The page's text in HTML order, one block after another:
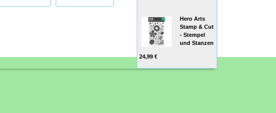
Hero Arts
Stamp & Cut
- Stempel
und Stanzen
24,99 €